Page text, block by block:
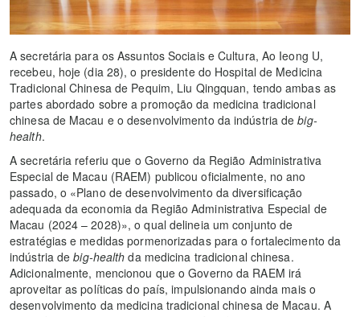
A secretária para os Assuntos Sociais e Cultura, Ao Ieong U,
recebeu, hoje (dia 28), o presidente do Hospital de Medicina
Tradicional Chinesa de Pequim, Liu Qingquan, tendo ambas as
partes abordado sobre a promoção da medicina tradicional
chinesa de Macau e o desenvolvimento da indústria debig-
health.
A secretária referiu que o Governo da Região Administrativa
Especial de Macau (RAEM) publicou oficialmente, no ano
passado, o «Plano de desenvolvimento da diversificação
adequada da economia da Região Administrativa Especial de
Macau (2024 – 2028)», o qual delineia um conjunto de
estratégias e medidas pormenorizadas para o fortalecimento da
indústria debig-health da medicina tradicional chinesa.
Adicionalmente, mencionou que o Governo da RAEM irá
aproveitar as políticas do país, impulsionando ainda mais o
desenvolvimento da medicina tradicional chinesa de Macau. A